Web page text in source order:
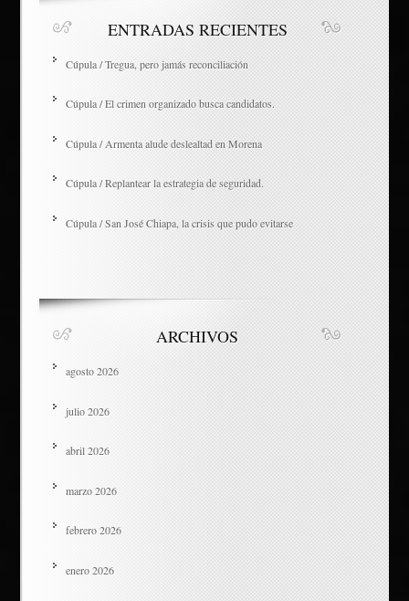
ENTRADAS RECIENTES
Cúpula / Tregua, pero jamás reconciliación
Cúpula / El crimen organizado busca candidatos.
Cúpula / Armenta alude deslealtad en Morena
Cúpula / Replantear la estrategia de seguridad.
Cúpula / San José Chiapa, la crisis que pudo evitarse
ARCHIVOS
agosto 2026
julio 2026
abril 2026
marzo 2026
febrero 2026
enero 2026